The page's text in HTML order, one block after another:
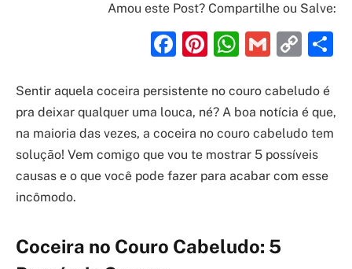
Amou este Post? Compartilhe ou Salve:
Facebook
Pinterest
Gmail
Sentir aquela coceira persistente no couro cabeludo é
pra deixar qualquer uma louca, né? A boa notícia é que,
na maioria das vezes, a coceira no couro cabeludo tem
solução! Vem comigo que vou te mostrar 5 possíveis
causas e o que você pode fazer para acabar com esse
incômodo.
Coceira no Couro Cabeludo: 5